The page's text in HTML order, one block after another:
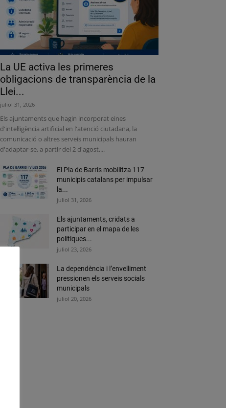
La UE activa les primeres
obligacions de transparència de la
Llei...
juliol 31, 2026
Els ajuntaments que hagin incorporat eines
d'intel·ligència artificial en l'atenció ciutadana, la
comunicació o altres serveis municipals hauran
d'adaptar-se, a partir del 2 d'agost,...
El Pla de Barris mobilitza 117
municipis catalans per impulsar
la...
juliol 31, 2026
Els ajuntaments, cridats a
participar en el mapa de les
polítiques...
juliol 23, 2026
La dependència i l’envelliment
pressionen els serveis socials
municipals
juliol 20, 2026